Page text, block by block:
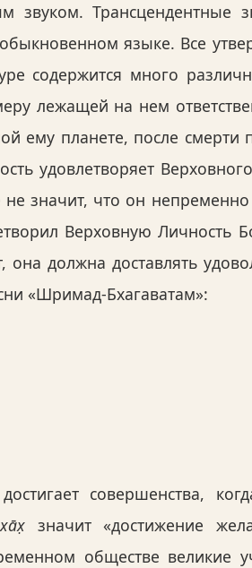
звуком.
языке. Все
содержится много
лежащей на нем
ему планете, после смерти
удовлетворяет
значит, что он
Верховную Личность
должна доставлять
«Шримад-Бхагаватам»:
совершенства,
значит «достижение
обществе великие